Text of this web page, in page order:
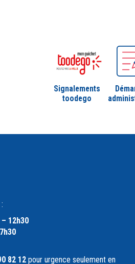
Signalements
toodego
– 12h30
82 12 pour urgence seulement en